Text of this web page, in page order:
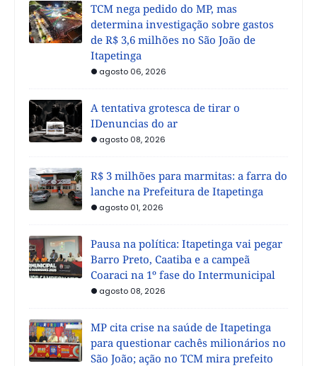
TCM nega pedido do MP, mas
determina investigação sobre gastos
de R$ 3,6 milhões no São João de
Itapetinga
agosto 06, 2026
A tentativa grotesca de tirar o
IDenuncias do ar
agosto 08, 2026
R$ 3 milhões para marmitas: a farra do
lanche na Prefeitura de Itapetinga
agosto 01, 2026
Pausa na política: Itapetinga vai pegar
Barro Preto, Caatiba e a campeã
Coaraci na 1º fase do Intermunicipal
agosto 08, 2026
MP cita crise na saúde de Itapetinga
para questionar cachês milionários no
São João; ação no TCM mira prefeito